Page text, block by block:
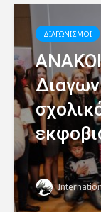
ΔΙΑΓΩΝΙΣΜΟΙ